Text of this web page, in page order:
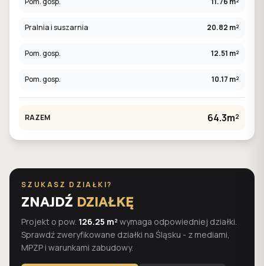
Pralnia i suszarnia 20.82 m²
Pom. gosp. 12.51 m²
Pom. gosp. 10.17 m²
RAZEM 64.3m²
SZUKASZ DZIAŁKI?
ZNAJDŹ DZIAŁKĘ
Projekt o pow. 126.25 m² wymaga odpowiedniej działki.
Sprawdź zweryfikowane działki na Śląsku - z mediami,
MPZP i warunkami zabudowy.